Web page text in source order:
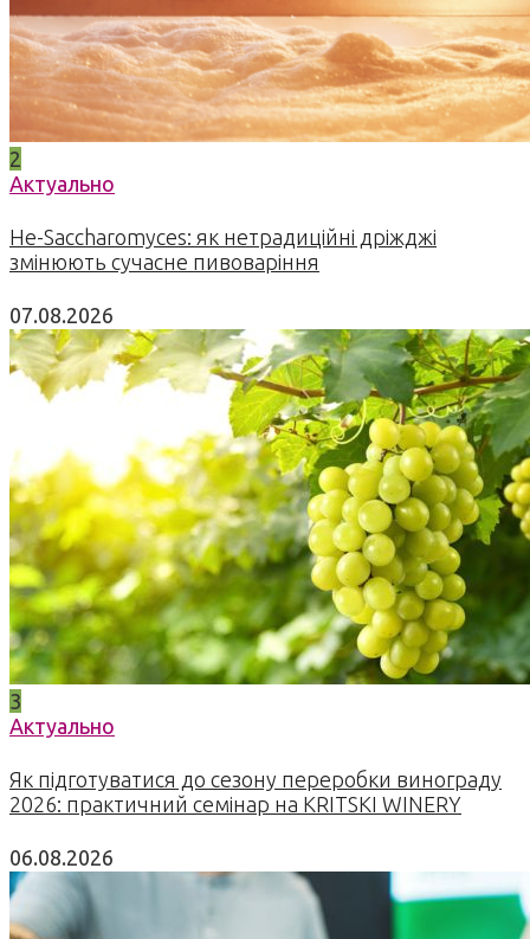
2
Актуально
Не-Saccharomyces: як нетрадиційні дріжджі
змінюють сучасне пивоваріння
07.08.2026
3
Актуально
Як підготуватися до сезону переробки винограду
2026: практичний семінар на KRITSKI WINERY
06.08.2026